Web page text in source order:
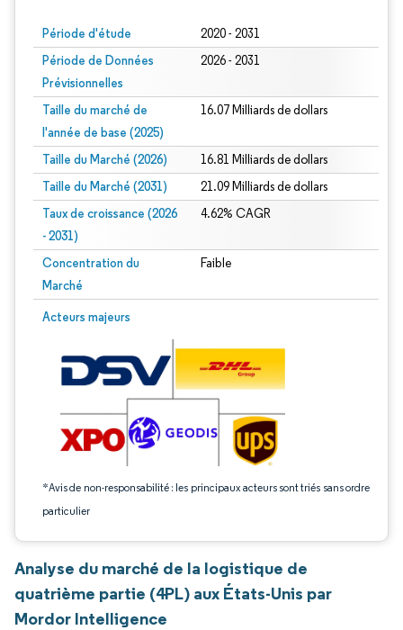
Période d'étude 2020 - 2031
Période de Données
Prévisionnelles
2026 - 2031
Taille du marché de
l'année de base (2025)
16.07 Milliards de dollars
Taille du Marché (2026) 16.81 Milliards de dollars
Taille du Marché (2031) 21.09 Milliards de dollars
Taux de croissance (2026
- 2031)
4.62% CAGR
Concentration du
Marché
Faible
Acteurs majeurs
*Avis de non-responsabilité : les principaux acteurs sont triés sans ordre
particulier
Image © Mordor Intelligence. La réutilisation nécessite une attribution sous CC
Analyse du marché de la logistique de
quatrième partie (4PL) aux États-Unis par
Mordor Intelligence